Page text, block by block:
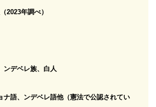
2023年調べ）
ンデベレ族、白人
ナ語、ンデベレ語他（憲法で公認されてい